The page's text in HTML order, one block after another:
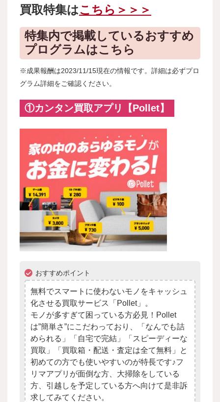
買取特集はこちら＞＞＞
特集内で掲載しているおすすめ
プログラムはこちら
※成果報酬は2023/11/15現在の情報です。詳細は必ずプロ
グラム詳細をご確認ください。
①カンタン買取アプリ【Pollet】
おすすめポイント
無料でスマートに使わないモノをキャッシュ
化させる買取サービス「Pollet」。
モノが多すぎて困っている方必見！Pollet
は”簡単さ”にこだわっており、「なんでも詰
められる」「自宅で完結」「スピーディーな
買取」「買取箱・配送・査定は全て無料」と
初めての方でも使いやすいのが特長です♪フ
リマアプリが面倒な方、大掃除をしている
方、引越しを予定している方へ向けて是非訴
求してみてください。